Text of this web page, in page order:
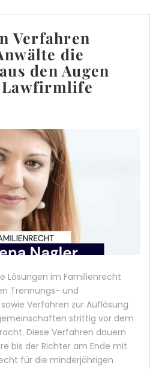
Verfahren
die
den Augen
Lösungen im Familienrecht
Trennungs- und
Verfahren zur Auflösung
strittig vor dem
Diese Verfahren dauern
bis der Richter am Ende mit
für die minderjährigen